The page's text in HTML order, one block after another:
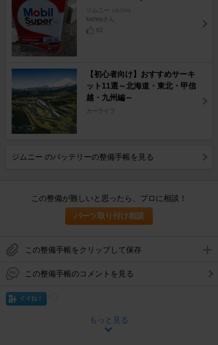
ジムニー [JB23W]
kazwyさん
62
【初心者向け】おすすめサーキ
ット11選～北海道・東北・甲信
越・九州編～
カーライフ
ジムニー のバッテリーの整備手帳を見る
この整備が難しいと思ったら、プロに相談！
パーツ取り付け相談
この整備手帳をクリップして保存
この整備手帳のコメントを見る
イイね！
もっと見る